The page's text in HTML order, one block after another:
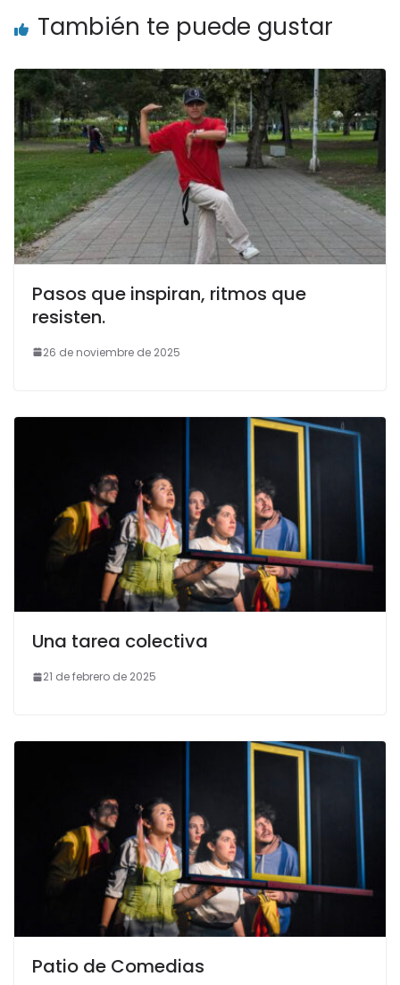
También te puede gustar
Pasos que inspiran, ritmos que
resisten.
26 de noviembre de 2025
Una tarea colectiva
21 de febrero de 2025
Patio de Comedias